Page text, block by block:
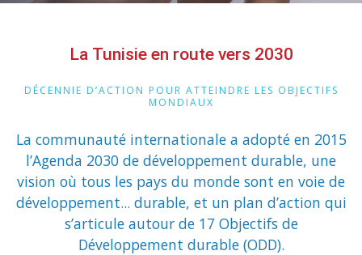
La Tunisie en route vers 2030
DÉCENNIE D’ACTION POUR ATTEINDRE LES OBJECTIFS
MONDIAUX
La communauté internationale a adopté en 2015
l’Agenda 2030 de développement durable, une
vision où tous les pays du monde sont en voie de
développement... durable, et un plan d’action qui
s’articule autour de 17 Objectifs de
Développement durable (ODD).